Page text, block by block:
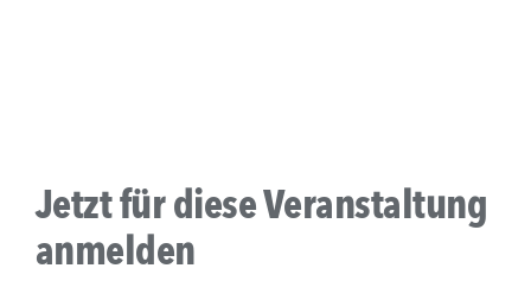
Jetzt für diese Veranstaltung
anmelden